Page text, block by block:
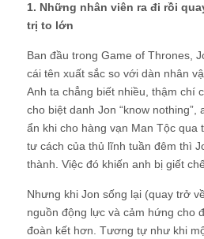
1. Những nhân viên ra đi rồi
trị to lớn
Ban đầu trong Game of Thrones,
cái tên xuất sắc so với dàn nhân
Anh ta chẳng biết nhiều, thậm chí
cho biệt danh Jon “know nothing”,
ẩn khi cho hàng vạn Man Tộc qua
tư cách của thủ lĩnh tuần đêm thì
thành. Việc đó khiến anh bị giết
Nhưng khi Jon sống lại (quay trở
nguồn động lực và cảm hứng cho
đoàn kết hơn. Tương tự như khi